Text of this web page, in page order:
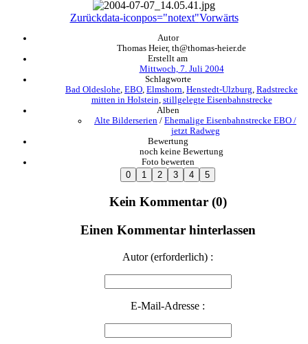
Zurückdata-iconpos="notext"Vorwärts
Autor
Thomas Heier, th@thomas-heier.de
Erstellt am
Mittwoch, 7. Juli 2004
Schlagworte
Bad Oldeslohe EBO Elmshorn Henstedt-Ulzburg Radstrecke
mitten in Holstein stillgelegte Eisenbahnstrecke
Alben
Alte Bilderserien / Ehemalige Eisenbahnstrecke EBO /
jetzt Radweg
Bewertung
noch keine Bewertung
Foto bewerten
Kein Kommentar (0)
Einen Kommentar hinterlassen
Autor (erforderlich) :
E-Mail-Adresse :